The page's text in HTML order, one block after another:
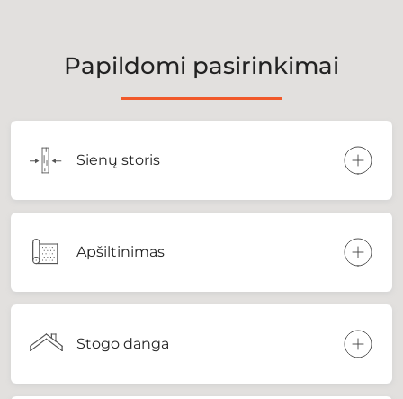
Papildomi pasirinkimai
Sienų storis
Apšiltinimas
Stogo danga